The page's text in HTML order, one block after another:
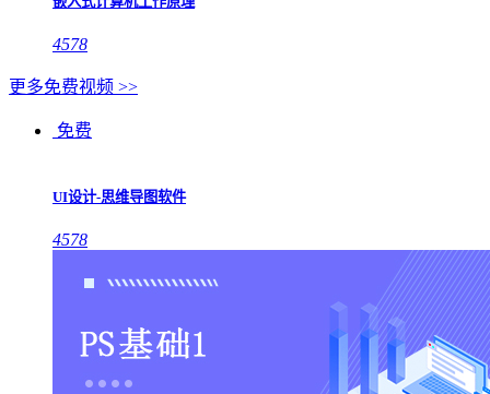
4578
更多免费视频 >>
免费
UI设计-思维导图软件
4578